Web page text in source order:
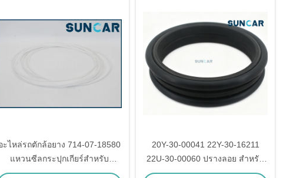
ะไหล่รถตักล้อยาง 714-07-18580
แหวนซีลกระปุกเกียร์สำหรับ
WA400-3A WA420-3 Komatsu
20Y-30-00041 22Y-30-16211
22U-30-00060 ปรางลอย สําหรับ
เครื่องขุด Komatsu BP500-3